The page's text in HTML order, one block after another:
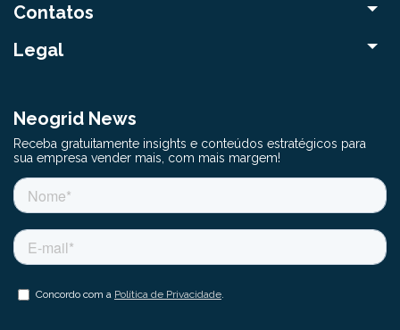
Contatos
Legal
Neogrid News